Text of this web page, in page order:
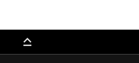
keyboard_capslock